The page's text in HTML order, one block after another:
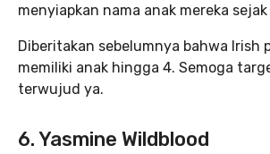
menyiapkan nama anak mereka sejak
Diberitakan sebelumnya bahwa Irish
memiliki anak hingga 4. Semoga
terwujud ya.
6. Yasmine Wildblood